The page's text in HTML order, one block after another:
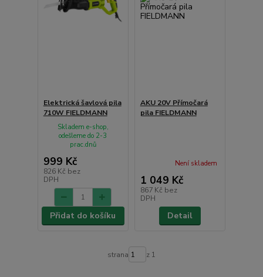
Elektrická šavlová pila
710W FIELDMANN
999 Kč
826 Kč bez
DPH
Skladem e-shop,
odešleme do 2-3
prac.dnů
Přidat do košíku
AKU 20V Přímočará
pila FIELDMANN
1 049 Kč
867 Kč bez
DPH
Není skladem
Detail
strana z 1